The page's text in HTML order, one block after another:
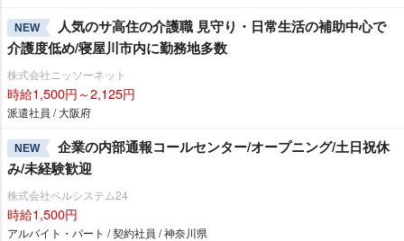
NEW
人気のサ高住の介護職 見守り・日常生活の補助中心で
介護度低め/寝屋川市内に勤務地多数
株式会社ニッソーネット
時給1,500円～2,125円
派遣社員 / 大阪府
NEW
企業の内部通報コールセンター/オープニング/土日祝休
み/未経験歓迎
株式会社ベルシステム24
時給1,500円
アルバイト・パート / 契約社員 / 神奈川県